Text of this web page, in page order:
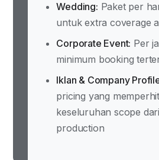
Wedding: Paket per
untuk extra coverage
Corporate Event: Per
minimum booking
Iklan & Company
pricing yang
keseluruhan scope
production